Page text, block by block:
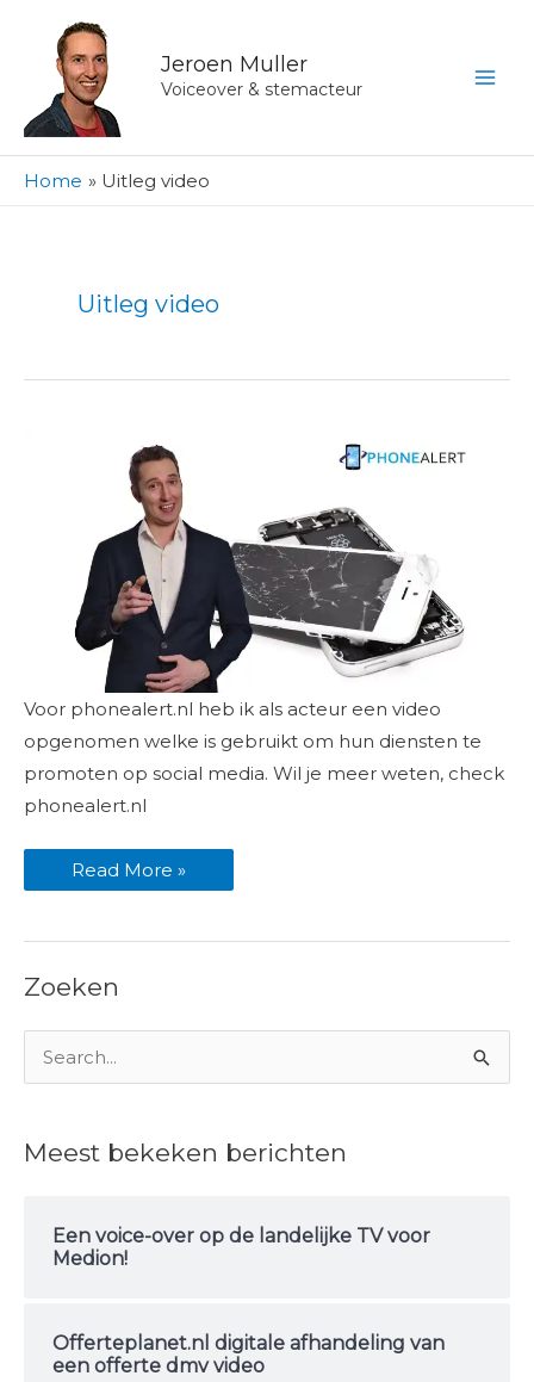
inhoud
Jeroen Muller
Voiceover & stemacteur
Home Uitleg video
Uitleg video
Voor phonealert.nl heb ik als acteur een video
opgenomen welke is gebruikt om hun diensten te
promoten op social media. Wil je meer weten, check
phonealert.nl
Phonealert
uitlegvideo
over
diensten
Read More »
Zoeken
k
Meest bekeken berichten
Een voice-over op de landelijke TV voor
Medion!
Offerteplanet.nl digitale afhandeling van
een offerte dmv video